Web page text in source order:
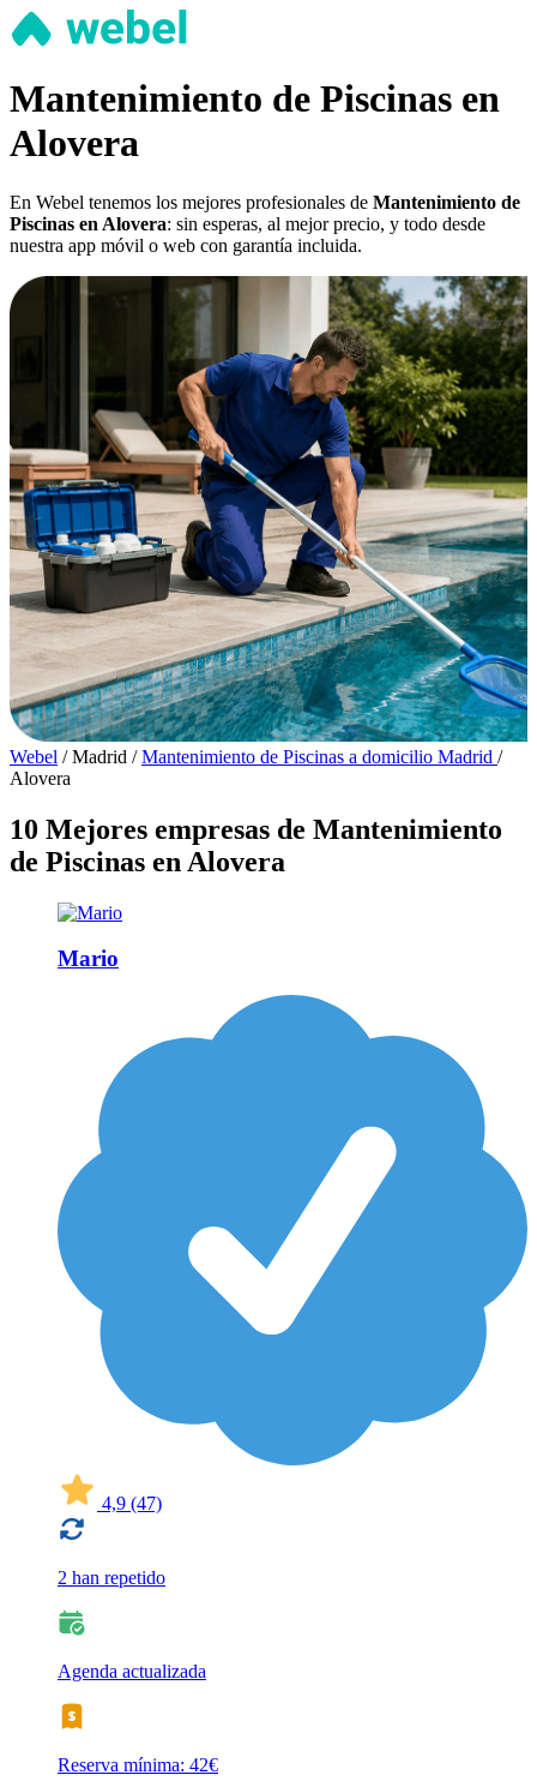
Mantenimiento de Piscinas en
Alovera
En Webel tenemos los mejores profesionales de Mantenimiento de
Piscinas en Alovera: sin esperas, al mejor precio, y todo desde
nuestra app móvil o web con garantía incluida.
Webel / Madrid / Mantenimiento de Piscinas a domicilio Madrid /
Alovera
10 Mejores empresas de Mantenimiento
de Piscinas en Alovera
Mario
4,9 (47)
2 han repetido
Agenda actualizada
Reserva mínima: 42€